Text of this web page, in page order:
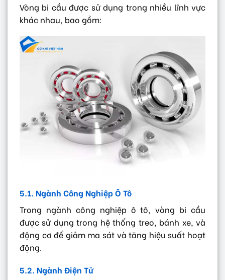
Vòng bi cầu được sử dụng trong nhiều lĩnh vực
khác nhau, bao gồm:
5.1. Ngành Công Nghiệp Ô Tô
Trong ngành công nghiệp ô tô, vòng bi cầu
được sử dụng trong hệ thống treo, bánh xe, và
động cơ để giảm ma sát và tăng hiệu suất hoạt
động.
5.2. Ngành Điện Tử